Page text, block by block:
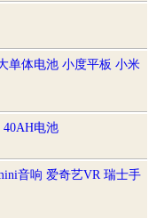
单体电池 小度平板 小米
40AH电池
音响 爱奇艺VR 瑞士手